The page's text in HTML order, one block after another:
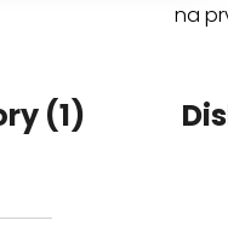
na
(1)